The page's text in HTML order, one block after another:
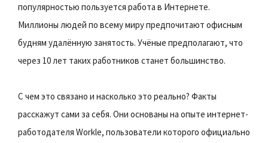
популярностью пользуется работа в Интернете.
Миллионы людей по всему миру предпочитают офисным
будням удалённую занятость. Учёные предполагают, что
через 10 лет таких работников станет большинство.
С чем это связано и насколько это реально? Факты
расскажут сами за себя. Они основаны на опыте интернет-
работодателя Workle, пользователи которого официально